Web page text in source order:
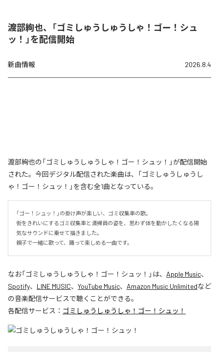
渡部絢也、「ゴミしゅうしゅうしゃ！ゴー！シュ
ッ！」を配信開始
新曲情報 2026.8.4
渡部絢也の「ゴミしゅうしゅうしゃ！ゴー！シュッ！」が配信開始
された。今回デジタル配信された楽曲は、「ゴミしゅうしゅうし
ゃ！ゴー！シュッ！」を含む全1曲となっている。
「ゴー！シュッ！」の掛け声が楽しい、ゴミ収集車の歌。
街をきれいにするゴミ収集車と清掃員の姿を、思わず体を動かしたくなる陽
気なサウンドに乗せて描きました。
親子で一緒に歌って、踊って楽しめる一曲です。
なお「ゴミしゅうしゅうしゃ！ゴー！シュッ！ 」は、 Apple Music、
Spotify、 LINE MUSIC、 YouTube Music、 Amazon Music Unlimitedなど
の音楽配信サービスで聴くことができる。
各配信サービス： ゴミしゅうしゅうしゃ！ゴー！シュッ！